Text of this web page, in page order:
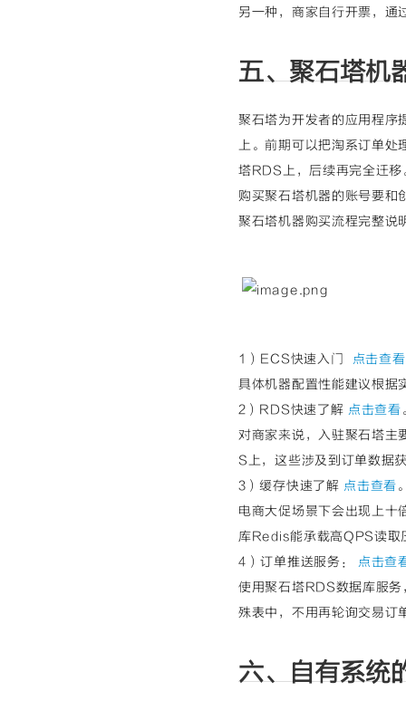
另一种，商家自行开票，通
五、聚石塔机
聚石塔为开发者的应用程序
上。前期可以把淘系订单
塔RDS上，后续再完全迁移
购买聚石塔机器的账号要和
聚石塔机器购买流程完整说
1）ECS快速入门 点击查看
具体机器配置性能建议根
2）RDS快速了解 点击查看
对商家来说，入驻聚石塔主
S上，这些涉及到订单数据
3）缓存快速了解 点击查看
电商大促场景下会出现上十
库Redis能承载高QPS读取
4）订单推送服务：
点击查
使用聚石塔RDS数据库服
殊表中，不用再轮询交易订
六、自有系统